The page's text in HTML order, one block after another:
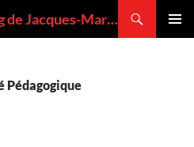
VOLCANMANIA : le blog de Jacques-Marie BARDINTZEFF, volcanologue
Pédagogique